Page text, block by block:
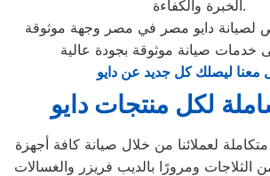
الخبرة والكفاءة.
لصيانة دايو مصر في مصر وجهة موثوقة
خدمات صيانة موثوقة بجودة عالية
معنا ليصلك كل جديد عن دايو
لكل منتجات دايو
لعملائنا من خلال صيانة كافة أجهزة
من الثلاجات ومرورًا بالديب فريزر والغسالات